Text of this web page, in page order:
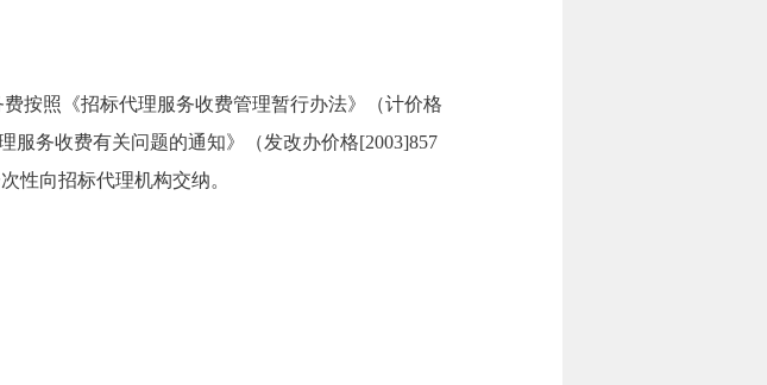
按照《招标代理服务收费管理暂行办法》（计价格
服务收费有关问题的通知》（发改办价格[2003]857
性向招标代理机构交纳。